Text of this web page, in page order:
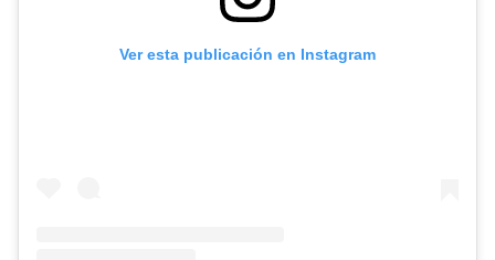
Ver esta publicación en Instagram